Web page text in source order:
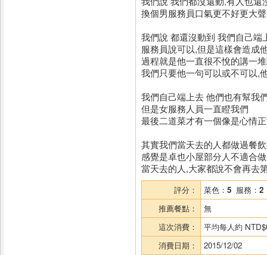
換個男服務員口氣更不好更大
我們說 都還沒動到 我們自己端
服務員說可以,但是這樣會造成
過程就是他一直很不悅的講一
我們只要他一句可以或不可以,
我們自己端上去 他們也有幫我
但是女服務人員一直瞪我們
最後二道菜才有一個像是心情
其實我們當天去的人都做過餐
感覺是卓也小屋部分人不適合
當天去的人,大家都說不會再去
評分： 菜色： 5 服務： 2
推薦餐點：
無
這次消費：
平均每人約
消費日期：
2015/12/02